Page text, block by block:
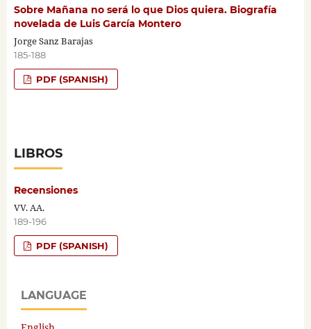
Sobre Mañana no será lo que Dios quiera. Biografía
novelada de Luis García Montero
Jorge Sanz Barajas
185-188
PDF (SPANISH)
LIBROS
Recensiones
VV. AA.
189-196
PDF (SPANISH)
LANGUAGE